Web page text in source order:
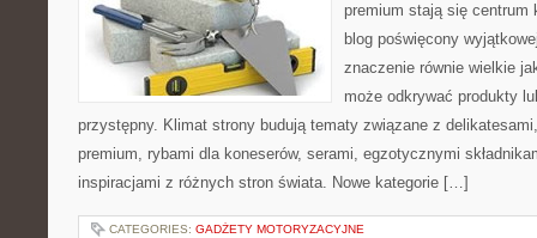
premium stają się centrum
blog poświęcony
znaczenie równie wielkie
może odkrywać produkty
przystępny. Klimat strony budują tematy związane z
premium, rybami dla koneserów, serami, egzotycznymi
inspiracjami z różnych stron świata. Nowe kategorie […]
CATEGORIES: GADŻETY MOTORYZACYJNE